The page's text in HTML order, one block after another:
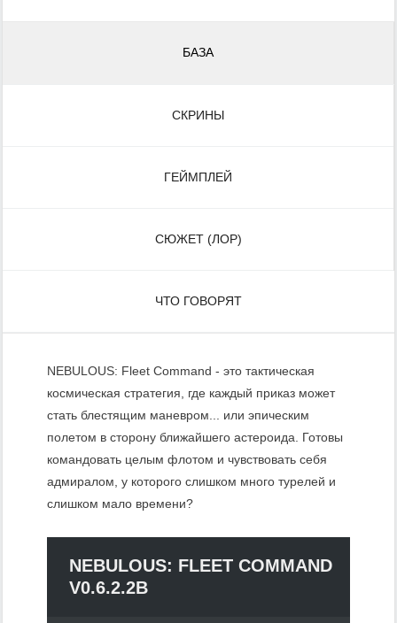
БАЗА
СКРИНЫ
ГЕЙМПЛЕЙ
СЮЖЕТ (ЛОР)
ЧТО ГОВОРЯТ
NEBULOUS: Fleet Command - это тактическая
космическая стратегия, где каждый приказ может
стать блестящим маневром... или эпическим
полетом в сторону ближайшего астероида. Готовы
командовать целым флотом и чувствовать себя
адмиралом, у которого слишком много турелей и
слишком мало времени?
NEBULOUS: FLEET COMMAND
V0.6.2.2B